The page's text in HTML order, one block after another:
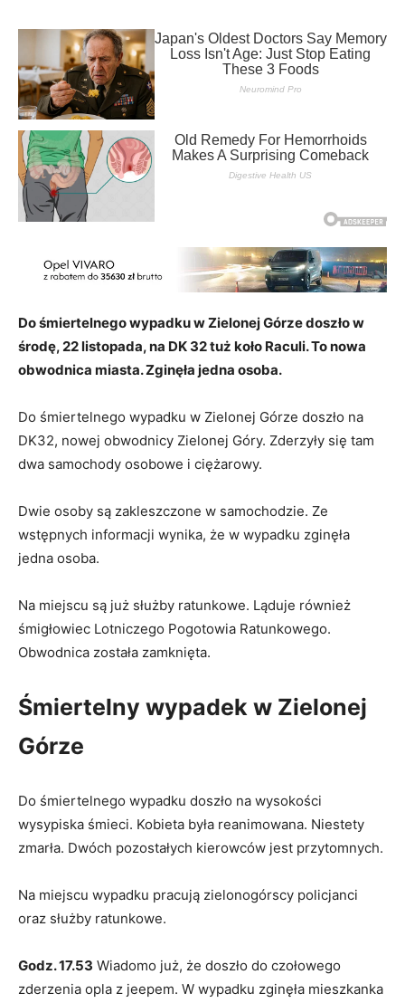
Do śmiertelnego wypadku w Zielonej Górze doszło w
środę, 22 listopada, na DK 32 tuż koło Raculi. To nowa
obwodnica miasta. Zginęła jedna osoba.
Do śmiertelnego wypadku w Zielonej Górze doszło na
DK32, nowej obwodnicy Zielonej Góry. Zderzyły się tam
dwa samochody osobowe i ciężarowy.
Dwie osoby są zakleszczone w samochodzie. Ze
wstępnych informacji wynika, że w wypadku zginęła
jedna osoba.
Na miejscu są już służby ratunkowe. Ląduje również
śmigłowiec Lotniczego Pogotowia Ratunkowego.
Obwodnica została zamknięta.
Śmiertelny wypadek w Zielonej
Górze
Do śmiertelnego wypadku doszło na wysokości
wysypiska śmieci. Kobieta była reanimowana. Niestety
zmarła. Dwóch pozostałych kierowców jest przytomnych.
Na miejscu wypadku pracują zielonogórscy policjanci
oraz służby ratunkowe.
Godz. 17.53 Wiadomo już, że doszło do czołowego
zderzenia opla z jeepem. W wypadku zginęła mieszkanka